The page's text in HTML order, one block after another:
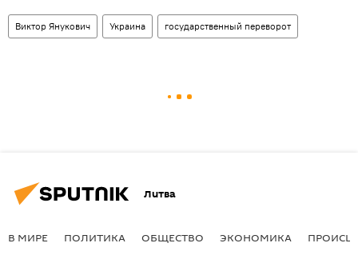
Виктор Янукович Украина государственный переворот
Литва
В МИРЕ ПОЛИТИКА ОБЩЕСТВО ЭКОНОМИКА